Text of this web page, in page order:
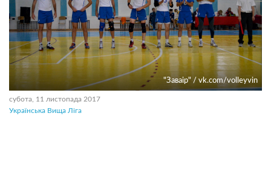
"Заваір" / vk.com/volleyvin
субота, 11 листопада 2017
Українська Вища Ліга